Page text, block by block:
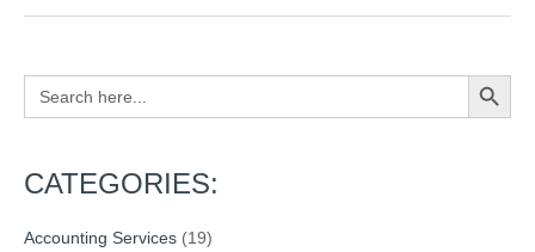
Search
for:
Search Button
CATEGORIES:
Accounting Services (19)